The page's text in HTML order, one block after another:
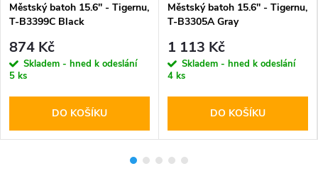
Městský batoh 15.6'' - Tigernu,
T-B3399C Black
874 Kč
Skladem - hned k odeslání
5 ks
DO KOŠÍKU
Městský batoh 15.6'' - Tigernu,
T-B3305A Gray
1 113 Kč
Skladem - hned k odeslání
4 ks
DO KOŠÍKU